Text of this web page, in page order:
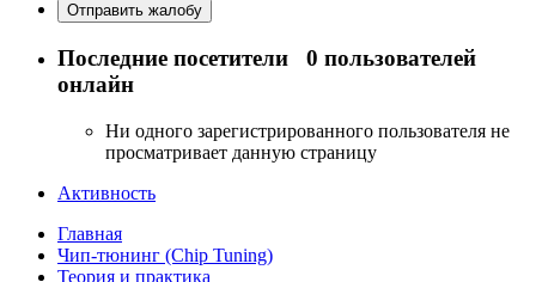
Отправить жалобу
Последние посетители 0 пользователей
онлайн
Ни одного зарегистрированного пользователя не
просматривает данную страницу
Активность
Главная
Чип-тюнинг (Chip Tuning)
Теория и практика